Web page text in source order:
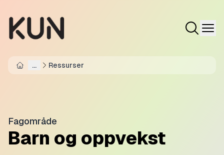
... Ressurser
Fagområde
Barn og oppvekst